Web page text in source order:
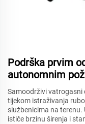
Podrška prvim
autonomnim
Samoodrživi vatrogasni
tijekom istraživanja
službenicima na
ističe brzinu širenja i